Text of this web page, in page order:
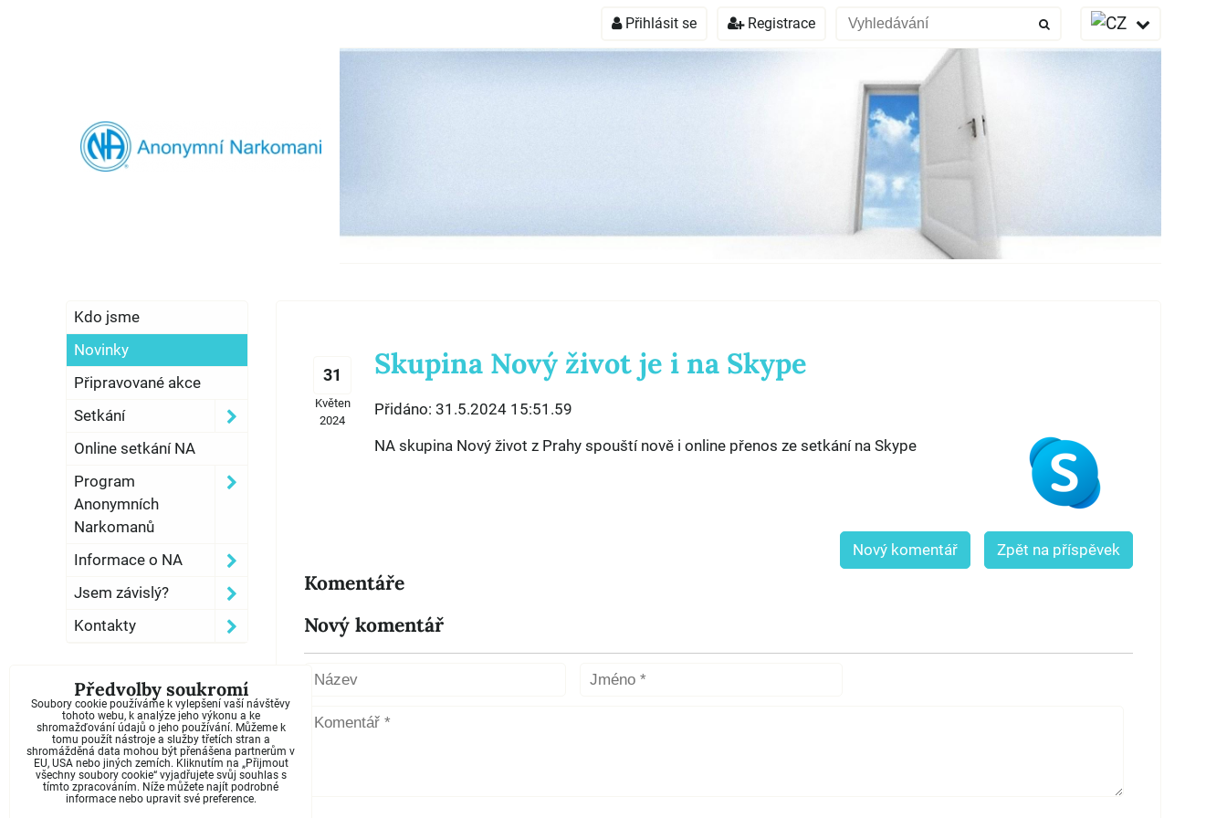
Přihlásit se Registrace
31
Květen
2024
Skupina Nový život je i na Skype
Přidáno: 31.5.2024 15:51.59
NA skupina Nový život z Prahy spouští nově i online přenos ze setkání na Skype
Zpět na příspěvek
Nový komentář
Komentáře
Nový komentář
Kdo jsme
Novinky
Připravované akce
Setkání
Online setkání NA
Program
Anonymních
Narkomanů
Informace o NA
Jsem závislý?
Kontakty
Předvolby soukromí
Soubory cookie používáme k vylepšení vaší návštěvy
tohoto webu, k analýze jeho výkonu a ke
shromažďování údajů o jeho používání. Můžeme k
tomu použít nástroje a služby třetích stran a
shromážděná data mohou být přenášena partnerům v
EU, USA nebo jiných zemích. Kliknutím na „Přijmout
všechny soubory cookie“ vyjadřujete svůj souhlas s
tímto zpracováním. Níže můžete najít podrobné
informace nebo upravit své preference.